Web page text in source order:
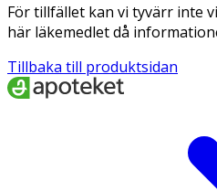
För tillfället kan vi tyvärr inte
här läkemedlet då
Tillbaka till produktsidan